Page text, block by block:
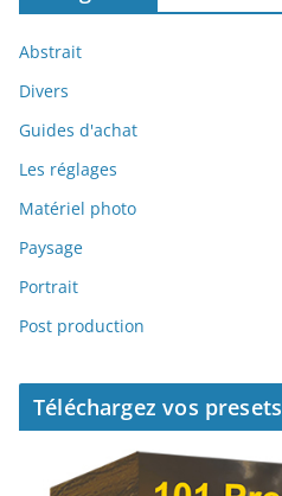
Abstrait
Divers
Guides d'achat
Les réglages
Matériel photo
Paysage
Portrait
Post production
Téléchargez vos presets